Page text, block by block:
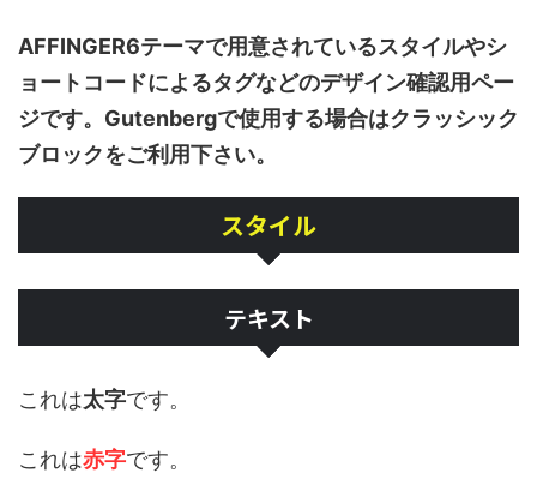
AFFINGER6テーマで用意されているスタイルやシ
ョートコードによるタグなどのデザイン確認用ペー
ジです。 Gutenbergで使用する場合はクラッシック
ブロックをご利用下さい。
スタイル
テキスト
これは太字です。
これは赤字です。